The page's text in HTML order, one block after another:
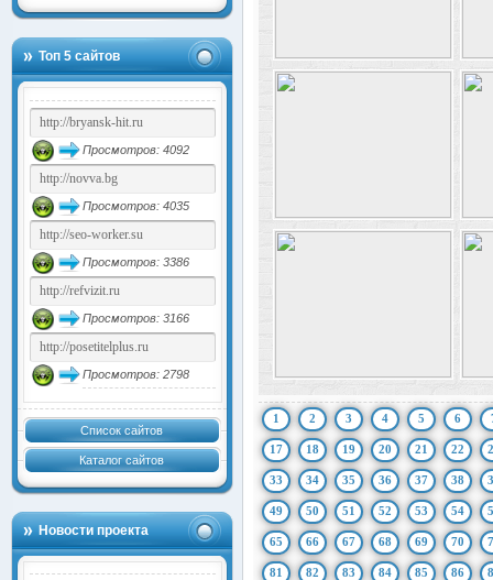
Топ 5 сайтов
Просмотров: 4092
Просмотров: 4035
Просмотров: 3386
Просмотров: 3166
Просмотров: 2798
Список сайтов
Каталог сайтов
Новости проекта
1 2 3 4 5 6
17 18 19 20 21 22
33 34 35 36 37 38
49 50 51 52 53 54
65 66 67 68 69 70
81 82 83 84 85 86